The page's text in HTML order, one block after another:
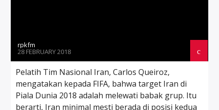
rpkfm
28 FEBRUARY 2018
Pelatih Tim Nasional Iran, Carlos Queiroz,
mengatakan kepada FIFA, bahwa target Iran di
Piala Dunia 2018 adalah melewati babak grup. Itu
berarti, Iran minimal mesti berada di posisi kedua